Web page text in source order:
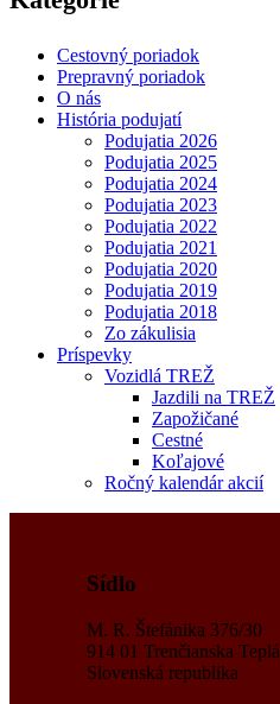
Cestovný poriadok
Prepravný poriadok
O nás
História podujatí
Podujatia 2026
Podujatia 2025
Podujatia 2024
Podujatia 2023
Podujatia 2022
Podujatia 2021
Podujatia 2020
Podujatia 2019
Podujatia 2018
Zo zákulisia
Príspevky
Vozidlá TREŽ
Jazdili na TREŽ
Zapožičané
Cestné
Koľajové
Ročný kalendár akcií
Sídlo
M. R. Štefánika 376/30
914 01 Trenčianska Teplá
Slovenská republika